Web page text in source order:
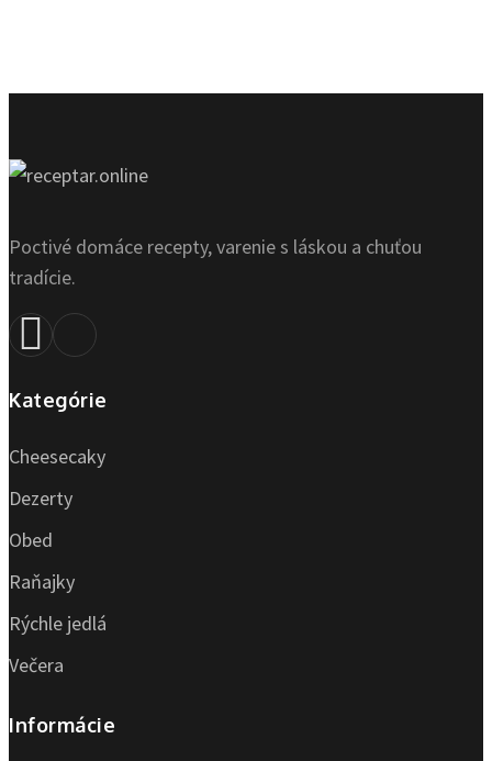
Poctivé domáce recepty, varenie s láskou a chuťou
tradície.
Kategórie
Cheesecaky
Dezerty
Obed
Raňajky
Rýchle jedlá
Večera
Informácie